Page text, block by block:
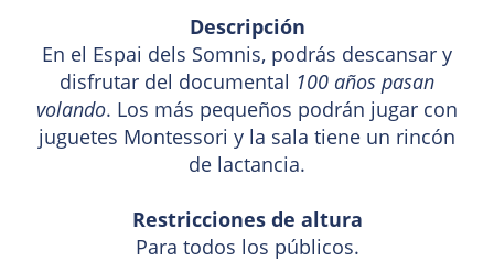
Descripción
En el Espai dels Somnis, podrás descansar y
disfrutar del documental 100 años pasan
volando. Los más pequeños podrán jugar con
juguetes Montessori y la sala tiene un rincón
de lactancia.
Restricciones de altura
Para todos los públicos.